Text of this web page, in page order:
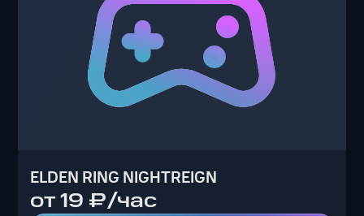
ELDEN RING NIGHTREIGN
от 19 ₽/час